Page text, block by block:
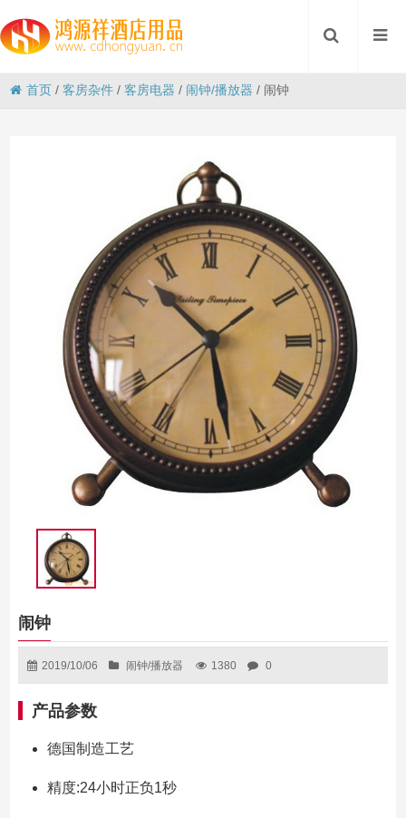
首页 /客房杂件 /客房电器 / 闹钟/播放器 / 闹钟
闹钟
2019/10/06 闹钟/播放器 1380 0
产品参数
德国制造工艺
精度:24小时正负1秒